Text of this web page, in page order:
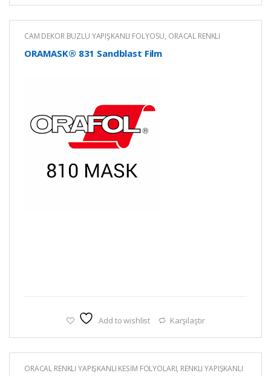
CAM DEKOR BUZLU YAPIŞKANLI FOLYOSU, ORACAL RENKLİ
YAPIŞKANLI KESİM FOLYOLARI RENKLİ YAPIŞKANLI FOLYO
ORAMASK® 831 Sandblast Film
Add to wishlist Karşılaştır
ORACAL RENKLİ YAPIŞKANLI KESİM FOLYOLARI, RENKLİ YAPIŞKANLI